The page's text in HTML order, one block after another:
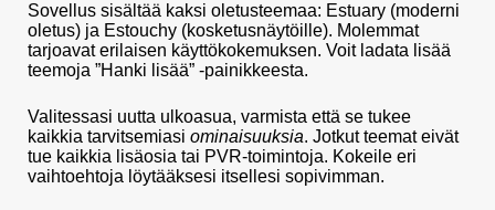
Sovellus sisältää kaksi oletusteemaa: Estuary (moderni
oletus) ja Estouchy (kosketusnäytöille). Molemmat
tarjoavat erilaisen käyttökokemuksen. Voit ladata lisää
teemoja ”Hanki lisää” -painikkeesta.
Valitessasi uutta ulkoasua, varmista että se tukee
kaikkia tarvitsemiasi ominaisuuksia. Jotkut teemat eivät
tue kaikkia lisäosia tai PVR-toimintoja. Kokeile eri
vaihtoehtoja löytääksesi itsellesi sopivimman.